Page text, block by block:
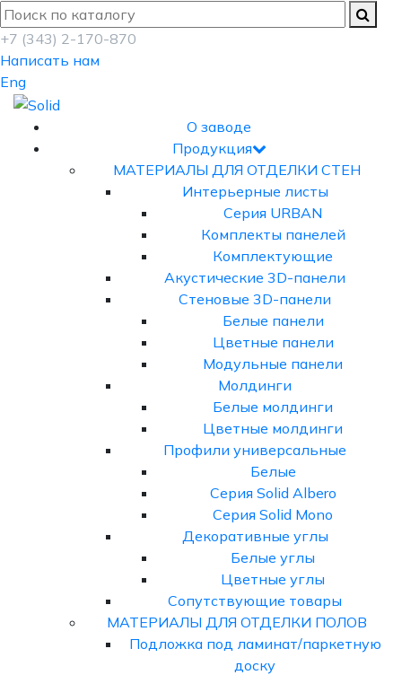
+7 (343) 2-170-870
Написать нам
Eng
О заводе
Продукция
МАТЕРИАЛЫ ДЛЯ ОТДЕЛКИ СТЕН
Интерьерные листы
Серия URBAN
Комплекты панелей
Комплектующие
Акустические 3D-панели
Стеновые 3D-панели
Белые панели
Цветные панели
Модульные панели
Молдинги
Белые молдинги
Цветные молдинги
Профили универсальные
Белые
Серия Solid Albero
Серия Solid Mono
Декоративные углы
Белые углы
Цветные углы
Сопутствующие товары
МАТЕРИАЛЫ ДЛЯ ОТДЕЛКИ ПОЛОВ
Подложка под ламинат/паркетную
доску